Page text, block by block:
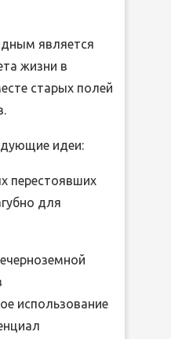
является
жизни в
старых полей
идеи:
перестоявших
для
использование